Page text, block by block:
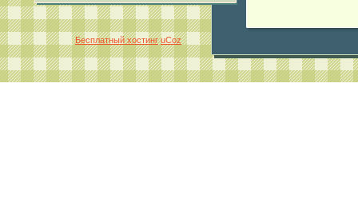
Бесплатный хостинг uCoz